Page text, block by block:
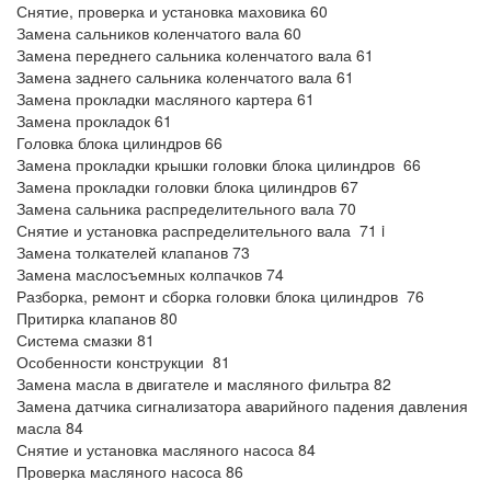
Снятие, проверка и установка маховика 60
Замена сальников коленчатого вала 60
Замена переднего сальника коленчатого вала 61
Замена заднего сальника коленчатого вала 61
Замена прокладки масляного картера 61
Замена прокладок 61
Головка блока цилиндров 66
Замена прокладки крышки головки блока цилиндров 66
Замена прокладки головки блока цилиндров 67
Замена сальника распределительного вала 70
Снятие и установка распределительного вала 71 i
Замена толкателей клапанов 73
Замена маслосъемных колпачков 74
Разборка, ремонт и сборка головки блока цилиндров 76
Притирка клапанов 80
Система смазки 81
Особенности конструкции 81
Замена масла в двигателе и масляного фильтра 82
Замена датчика сигнализатора аварийного падения давления
масла 84
Снятие и установка масляного насоса 84
Проверка масляного насоса 86